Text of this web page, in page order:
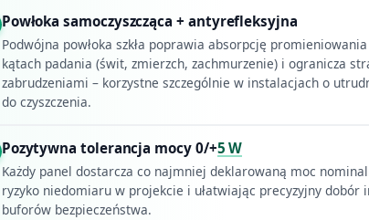
Powłoka samoczyszcząca + antyrefleksyjna
Podwójna powłoka szkła poprawia absorpcję
kątach padania (świt, zmierzch, zachmurzenie) i ogranicza
zabrudzeniami – korzystne szczególnie w instalacjach o
do czyszczenia.
Pozytywna tolerancja mocy 0/+5 W
Każdy panel dostarcza co najmniej deklarowaną moc
ryzyko niedomiaru w projekcie i ułatwiając precyzyjny dobór
buforów bezpieczeństwa.